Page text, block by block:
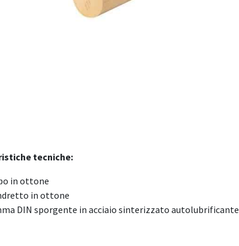
tecniche:
in ottone
in ottone
DIN sporgente in acciaio sinterizzato autolubrificante